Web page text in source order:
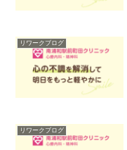
リワークブログ
リワークブログ